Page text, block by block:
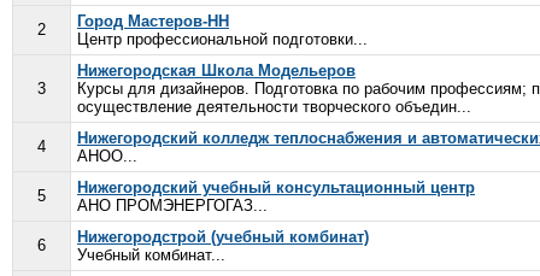
2
Город Мастеров-НН
Центр профессиональной подготовки...
3
Нижегородская Школа Модельеров
Курсы для дизайнеров. Подготовка по рабочим профессиям;
осуществление деятельности творческого объедин...
4
Нижегородский колледж теплоснабжения и
АНОО...
5
Нижегородский учебный консультационный центр
АНО ПРОМЭНЕРГОГАЗ...
6
Нижегородстрой (учебный комбинат)
Учебный комбинат...